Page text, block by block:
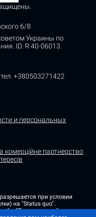
6/8
Украины по
ID: R 40-06013.
тел. +380503271422
и персональных
комерційне партнерство
при условии
на "Status quo".
и "Пресс-релизы"